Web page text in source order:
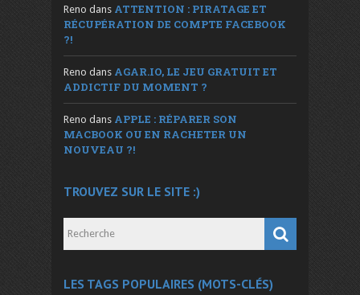
Reno dans ATTENTION : PIRATAGE ET
RÉCUPÉRATION DE COMPTE FACEBOOK
?!
Reno dans AGAR.IO, LE JEU GRATUIT ET
ADDICTIF DU MOMENT ?
Reno dans APPLE : RÉPARER SON
MACBOOK OU EN RACHETER UN
NOUVEAU ?!
TROUVEZ SUR LE SITE :)
LES TAGS POPULAIRES (MOTS-CLÉS)